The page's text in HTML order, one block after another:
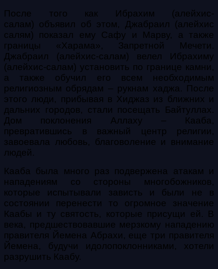
После того как Ибрахим (алейхис-
салам) объявил об этом, Джабраил (алейхис
салям) показал ему Сафу и Марву, а также
границы «Харама», Запретной Мечети.
Джабраил (алейхис-салам) велел Ибрахиму
(алейхис-салам) установить по границе камни,
а также обучил его всем необходимым
религиозным обрядам – рукнам хаджа. После
этого люди, прибывая в Хиджаз из ближних и
дальних городов, стали посещать Байтуллах.
Дом поклонения Аллаху – Кааба,
превратившись в важный центр религии,
завоевала любовь, благоволение и внимание
людей.
Кааба была много раз подвержена атакам и
нападениям со стороны многобожников,
которые испытывали зависть и были не в
состоянии перенести то огромное значение
Каабы и ту святость, которые присущи ей. В
века, предшествовавшие мерзкому нападению
правителя Йемена Абрахи, еще три правителя
Йемена, будучи идолопоклонниками, хотели
разрушить Каабу.